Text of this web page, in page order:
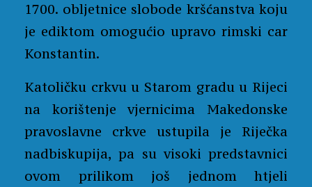
1700. obljetnice slobode kršćanstva koju
je ediktom omogućio upravo rimski car
Konstantin.
Katoličku crkvu u Starom gradu u Rijeci
na korištenje vjernicima Makedonske
pravoslavne crkve ustupila je Riječka
nadbiskupija, pa su visoki predstavnici
ovom prilikom još jednom htjeli